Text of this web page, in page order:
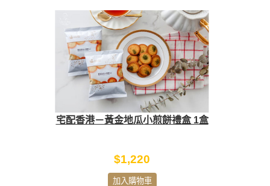
宅配香港－黃金地瓜小煎餅禮盒 1盒
$1,220
加入購物車